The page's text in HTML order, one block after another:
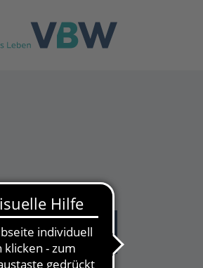
43Treffer